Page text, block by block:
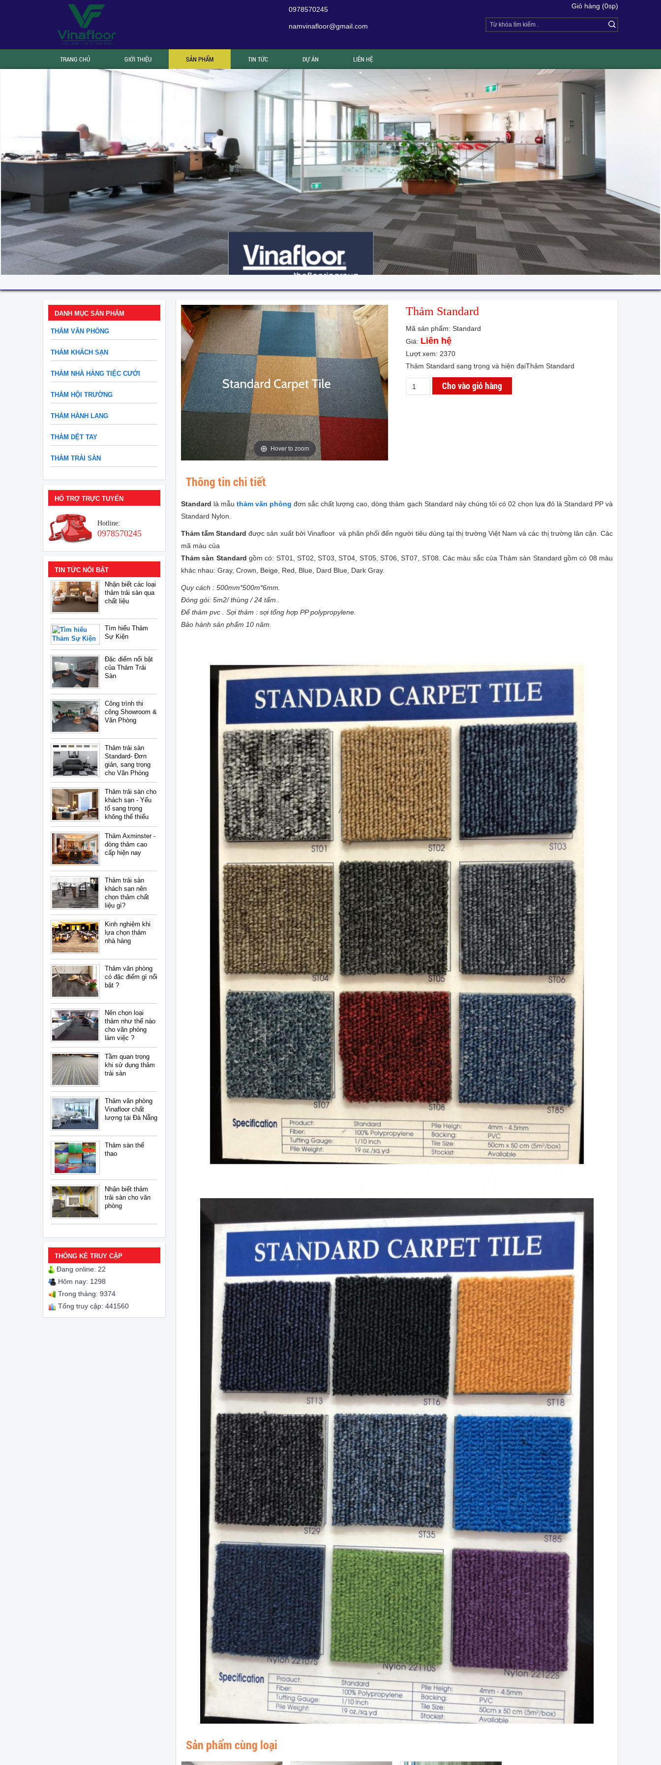
0978570245
namvinafloor@gmail.com
Giỏ hàng (0sp)
TRANG CHỦ GIỚI THIỆU SẢN PHẨM TIN TỨC DỰ ÁN LIÊN HỆ
DANH MỤC SẢN PHẨM
THẢM VĂN PHÒNG
THẢM KHÁCH SẠN
THẢM NHÀ HÀNG TIỆC CƯỚI
THẢM HỘI TRƯỜNG
THẢM HÀNH LANG
THẢM DỆT TAY
THẢM TRẢI SÀN
HỔ TRỢ TRỰC TUYẾN
Hotline:
0978570245
TIN TỨC NỔI BẬT
Nhận biết các loại
thảm trải sàn qua
chất liệu
Tìm hiểu Thảm
Sự Kiện
Đặc điểm nổi bật
của Thảm Trải
Sàn
Công trình thi
công Showroom &
Văn Phòng
Thảm trải sàn
Standard- Đơn
giản, sang trọng
cho Văn Phòng
Thảm trải sàn cho
khách sạn - Yếu
tố sang trọng
không thể thiếu
Thảm Axminster -
dòng thảm cao
cấp hiện nay
Thảm trải sàn
khách sạn nên
chọn thảm chất
liệu gì?
Kinh nghiệm khi
lựa chọn thảm
nhà hàng
Thảm văn phòng
có đặc điểm gì nổi
bật ?
Nên chọn loại
thảm như thế nào
cho văn phòng
làm việc ?
Tầm quan trọng
khi sử dụng thảm
trải sàn
Thảm văn phòng
Vinafloor chất
lượng tại Đà Nẵng
Thảm sàn thể
thao
Nhận biết thảm
trải sàn cho văn
phòng
THỐNG KÊ TRUY CẬP
Đang online: 22
Hôm nay: 1298
Trong tháng: 9374
Tổng truy cập: 441560
Hover to zoom
Thảm Standard
Mã sản phẩm: Standard
Giá: Liên hệ
Lượt xem: 2370
Thảm Standard sang trọng và hiện đạiThảm Standard
Cho vào giỏ hàng
Thông tin chi tiết
Standard là mẫu thảm văn phòng đơn sắc chất lượng cao, dòng thảm gạch Standard này chúng tôi có 02 chọn lựa đó là Standard PP và
Standard Nylon.
Thảm tấm Standard được sản xuất bởi Vinafloor và phân phối đến người tiêu dùng tại thị trường Việt Nam và các thị trường lân cận. Các
mã màu của
Thảm sàn Standard gồm có: ST01, ST02, ST03, ST04, ST05, ST06, ST07, ST08. Các màu sắc của Thảm sàn Standard gồm có 08 màu
khác nhau: Gray, Crown, Beige, Red, Blue, Dard Blue, Dark Gray.
Quy cách : 500mm*500m*6mm.
Đóng gói: 5m2/ thùng / 24 tấm .
Đế thảm pvc . Sợi thảm : sợi tổng hợp PP polypropylene.
Bảo hành sản phẩm 10 năm.
Sản phẩm cùng loại